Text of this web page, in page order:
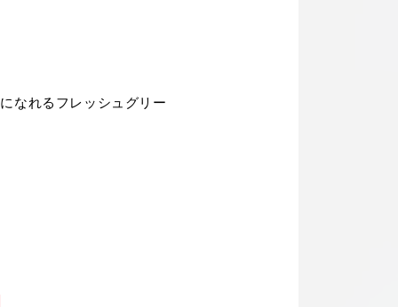
なれるフレッシュグリー